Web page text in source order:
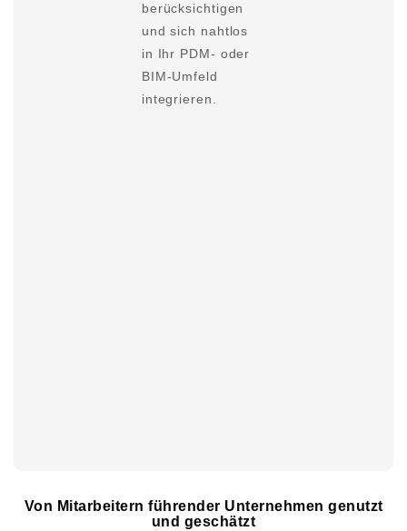
berücksichtigen
und sich nahtlos
in Ihr PDM- oder
BIM-Umfeld
integrieren.
Von Mitarbeitern führender Unternehmen genutzt
und geschätzt